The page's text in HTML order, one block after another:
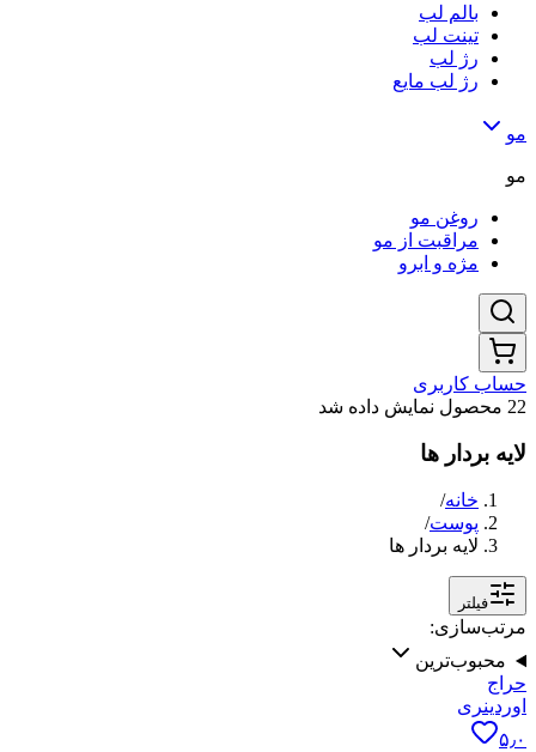
بالم لب
تینت لب
رژ لب
رژ لب مایع
مو
مو
روغن مو
مراقبت از مو
مژه و ابرو
حساب کاربری
22 محصول نمایش داده شد
لایه‌ بردار ها
خانه/
پوست/
لایه‌ بردار ها
فیلتر
مرتب‌سازی:
محبوب‌ترین
حراج
اوردینری
۵٫۰